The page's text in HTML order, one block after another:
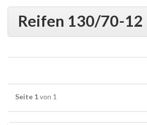
Reifen 130/70-12
Seite 1von 1